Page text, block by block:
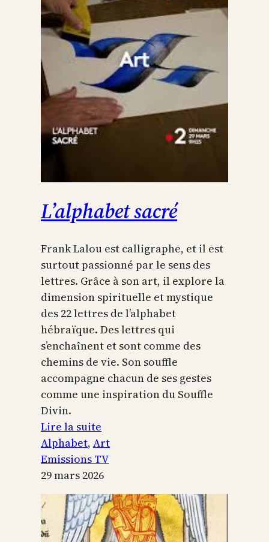
L’alphabet sacré
Frank Lalou est calligraphe, et il est
surtout passionné par le sens des
lettres. Grâce à son art, il explore la
dimension spirituelle et mystique
des 22 lettres de l’alphabet
hébraïque. Des lettres qui
s’enchaînent et sont comme des
chemins de vie. Son souffle
accompagne chacun de ses gestes
comme une inspiration du Souffle
Divin.
Lire la suite
L’alphabet
sacré
Alphabet, Art
Emissions TV
29 mars 2026